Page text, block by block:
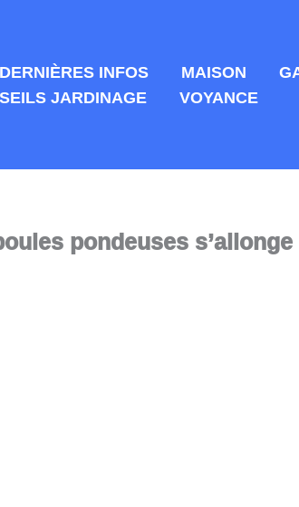
INFOS MAISON
JARDINAGE
VOYANCE
pondeuses s’allonge